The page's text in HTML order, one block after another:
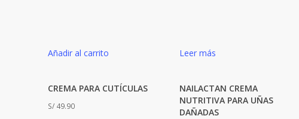
Añadir al carrito
CREMA PARA CUTÍCULAS
S/ 49.90
Leer más
NAILACTAN CREMA
NUTRITIVA PARA UÑAS
DAÑADAS